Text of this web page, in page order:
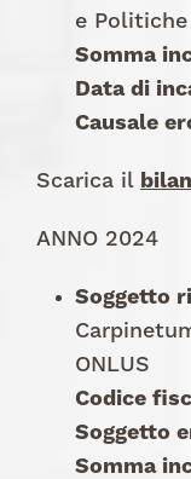
e
Somma
Data di
Causale
Scarica il
ANNO 2024
Soggetto
ONLUS
Codice
Soggetto
Somma